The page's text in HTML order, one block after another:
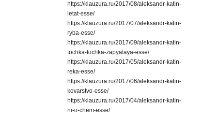
https://klauzura.ru/2017/08/aleksandr-katin-
letat-esse/
https://klauzura.ru/2017/07/aleksandr-katin-
ryba-esse/
https://klauzura.ru/2017/09/aleksandr-katin-
tochka-tochka-zapyataya-esse/
https://klauzura.ru/2017/05/aleksandr-katin-
reka-esse/
https://klauzura.ru/2017/06/aleksandr-katin-
kovarstvo-esse/
https://klauzura.ru/2017/04/aleksandr-katin-
ni-o-chem-esse/